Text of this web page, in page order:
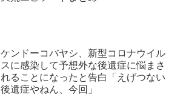
ケンドーコバヤシ、新型コロナウイル
スに感染して予想外な後遺症に悩まさ
れることになったと告白「えげつない
後遺症やねん、今回」